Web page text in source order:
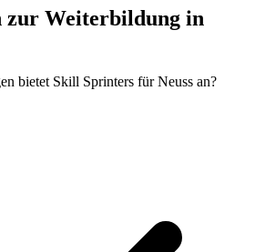
zur Weiterbildung in
bietet Skill Sprinters für Neuss an?